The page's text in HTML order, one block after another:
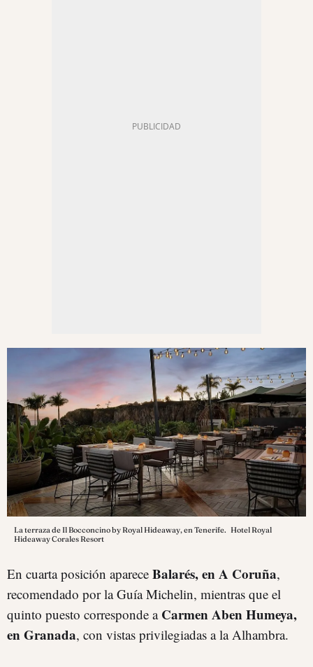
La terraza de Il Bocconcino by Royal Hideaway, en Tenerife. Hotel Royal
Hideaway Corales Resort
En cuarta posición aparece Balarés, en A Coruña,
recomendado por la Guía Michelin, mientras que el
quinto puesto corresponde aCarmen Aben Humeya,
en Granada, con vistas privilegiadas a la Alhambra.